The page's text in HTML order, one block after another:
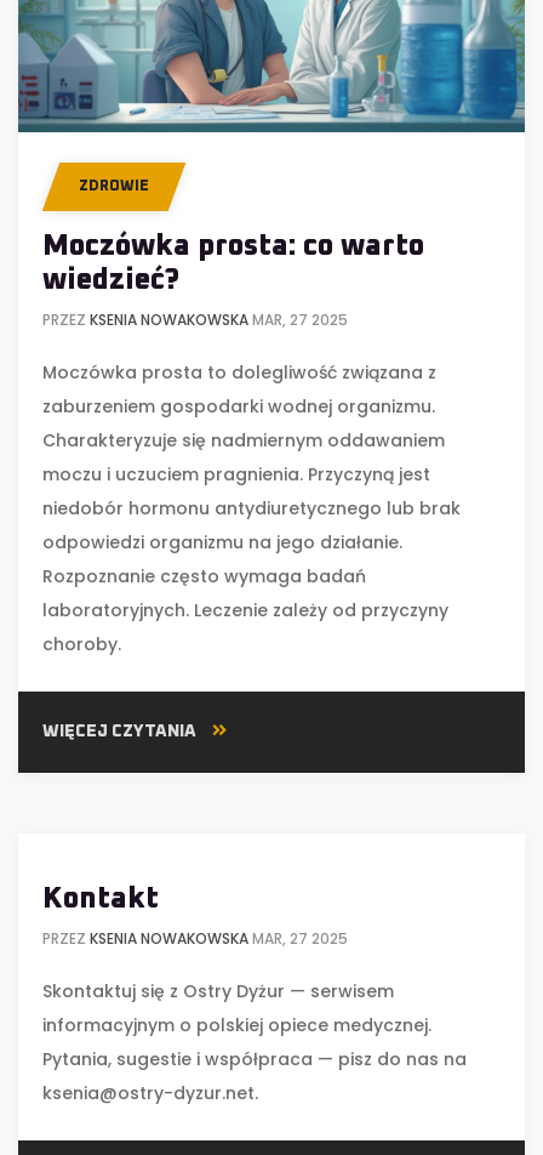
ZDROWIE
Moczówka prosta: co warto
wiedzieć?
PRZEZ KSENIA NOWAKOWSKAMAR, 27 2025
Moczówka prosta to dolegliwość związana z
zaburzeniem gospodarki wodnej organizmu.
Charakteryzuje się nadmiernym oddawaniem
moczu i uczuciem pragnienia. Przyczyną jest
niedobór hormonu antydiuretycznego lub brak
odpowiedzi organizmu na jego działanie.
Rozpoznanie często wymaga badań
laboratoryjnych. Leczenie zależy od przyczyny
choroby.
WIĘCEJ CZYTANIA
Kontakt
PRZEZ KSENIA NOWAKOWSKAMAR, 27 2025
Skontaktuj się z Ostry Dyżur — serwisem
informacyjnym o polskiej opiece medycznej.
Pytania, sugestie i współpraca — pisz do nas na
ksenia@ostry-dyzur.net.